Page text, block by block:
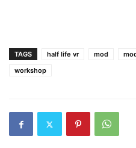
TAGS half life vr mod
workshop